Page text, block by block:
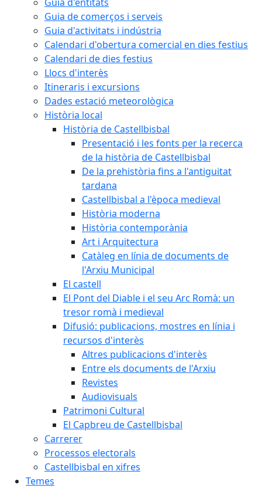
Guia de comerços i serveis
Guia d'activitats i indústria
Calendari d'obertura comercial en dies festius
Calendari de dies festius
Llocs d'interès
Itineraris i excursions
Dades estació meteorològica
Història local
Història de Castellbisbal
Presentació i les fonts per la recerca
de la història de Castellbisbal
De la prehistòria fins a l'antiguitat
tardana
Castellbisbal a l'època medieval
Història moderna
Història contemporània
Art i Arquitectura
Catàleg en línia de documents de
l'Arxiu Municipal
El castell
El Pont del Diable i el seu Arc Romà: un
tresor romà i medieval
Difusió: publicacions, mostres en línia i
recursos d'interès
Altres publicacions d'interès
Entre els documents de l'Arxiu
Revistes
Audiovisuals
Patrimoni Cultural
El Capbreu de Castellbisbal
Carrerer
Processos electorals
Castellbisbal en xifres
Temes